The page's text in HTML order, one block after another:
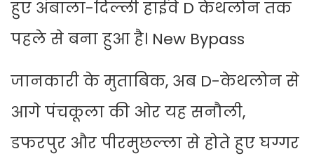
हुए अंबाला-दिल्ली हाईवे D केथलोन तक
पहले से बना हुआ है। New Bypass
जानकारी के मुताबिक, अब D-केथलोन से
आगे पंचकूला की ओर यह सनौली,
डफरपुर और पीरमुछल्ला से होते हुए घग्गर